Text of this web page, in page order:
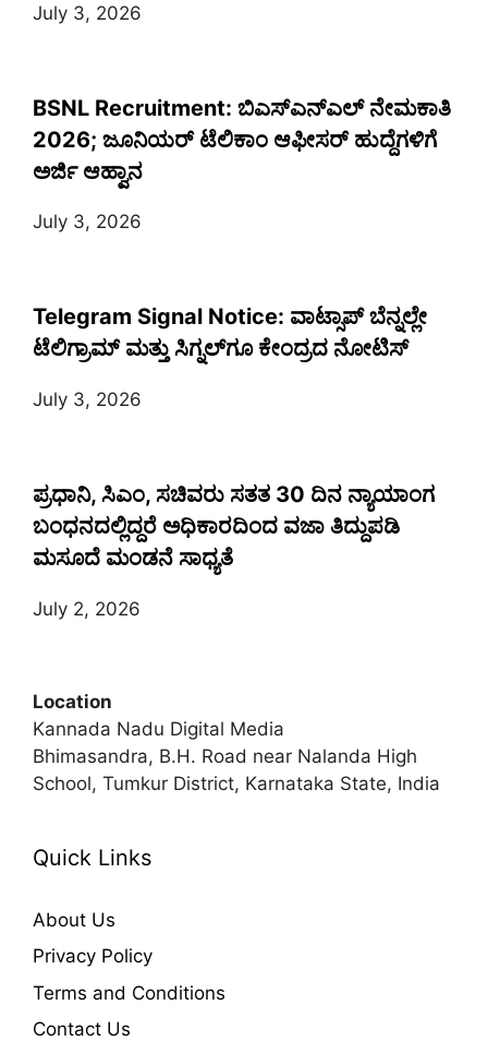
July 3, 2026
BSNL Recruitment: ಬಿಎಸ್‌ಎನ್‌ಎಲ್ ನೇಮಕಾತಿ
2026; ಜೂನಿಯರ್ ಟೆಲಿಕಾಂ ಆಫೀಸರ್ ಹುದ್ದೆಗಳಿಗೆ
ಅರ್ಜಿ ಆಹ್ವಾನ
July 3, 2026
Telegram Signal Notice: ವಾಟ್ಸಾಪ್ ಬೆನ್ನಲ್ಲೇ
ಟೆಲಿಗ್ರಾಮ್ ಮತ್ತು ಸಿಗ್ನಲ್‌ಗೂ ಕೇಂದ್ರದ ನೋಟಿಸ್
July 3, 2026
ಪ್ರಧಾನಿ, ಸಿಎಂ, ಸಚಿವರು ಸತತ 30 ದಿನ ನ್ಯಾಯಾಂಗ
ಬಂಧನದಲ್ಲಿದ್ದರೆ ಅಧಿಕಾರದಿಂದ ವಜಾ ತಿದ್ದುಪಡಿ
ಮಸೂದೆ ಮಂಡನೆ ಸಾಧ್ಯತೆ
July 2, 2026
Location
Kannada Nadu Digital Media
Bhimasandra, B.H. Road near Nalanda High
School, Tumkur District, Karnataka State, India
Quick Links
About Us
Privacy Policy
Terms and Conditions
Contact Us